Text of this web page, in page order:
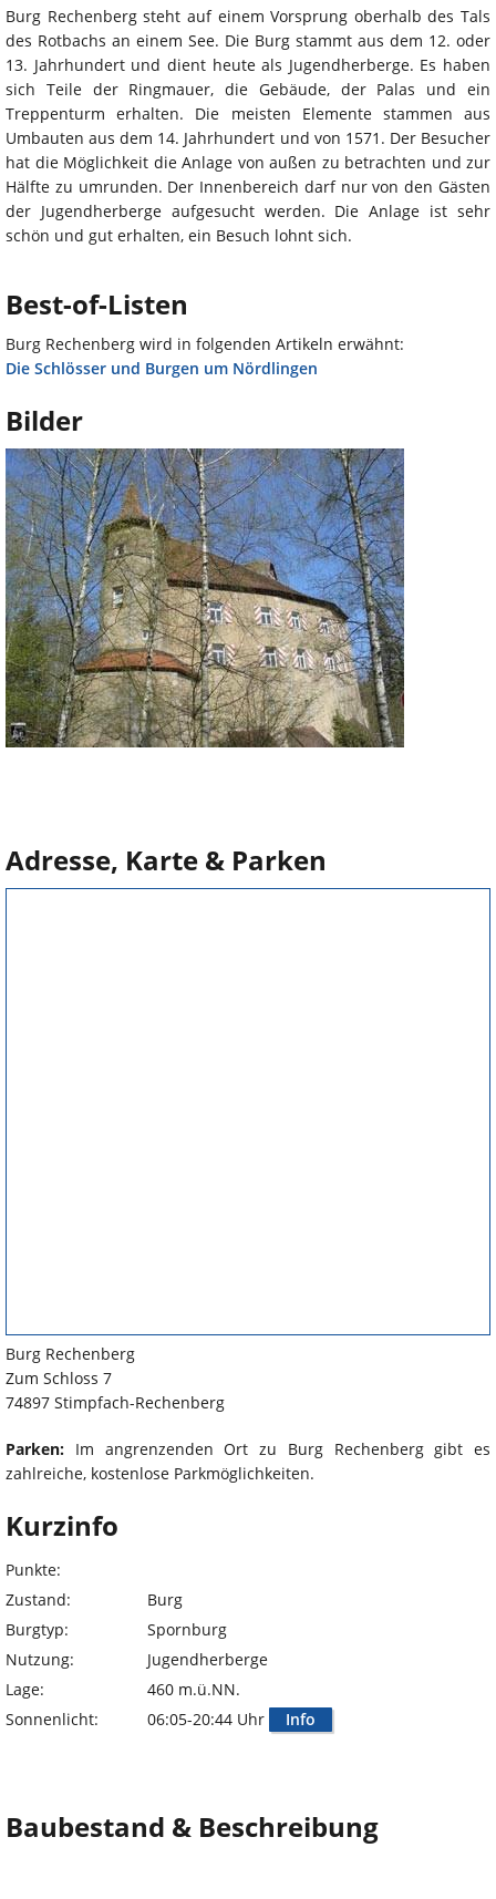
Burg Rechenberg steht auf einem Vorsprung oberhalb des Tals
des Rotbachs an einem See. Die Burg stammt aus dem 12. oder
13. Jahrhundert und dient heute als Jugendherberge. Es haben
sich Teile der Ringmauer, die Gebäude, der Palas und ein
Treppenturm erhalten. Die meisten Elemente stammen aus
Umbauten aus dem 14. Jahrhundert und von 1571. Der Besucher
hat die Möglichkeit die Anlage von außen zu betrachten und zur
Hälfte zu umrunden. Der Innenbereich darf nur von den Gästen
der Jugendherberge aufgesucht werden. Die Anlage ist sehr
schön und gut erhalten, ein Besuch lohnt sich.
Best-of-Listen
Burg Rechenberg wird in folgenden Artikeln erwähnt:
Die Schlösser und Burgen um Nördlingen
Bilder
Adresse, Karte & Parken
Burg Rechenberg
Zum Schloss 7
74897 Stimpfach-Rechenberg
Parken: Im angrenzenden Ort zu Burg Rechenberg gibt es
zahlreiche, kostenlose Parkmöglichkeiten.
Kurzinfo
Punkte:
Zustand:
Burg
Burgtyp:
Spornburg
Nutzung:
Jugendherberge
Lage:
460 m.ü.NN.
Sonnenlicht:
06:05-20:44 Uhr Info
Baubestand & Beschreibung